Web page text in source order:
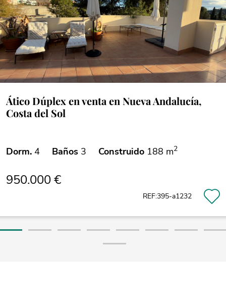
Ático Dúplex en venta en Nueva Andalucía,
Costa del Sol
Dorm. 4 Baños 3 Construido 188 m2
950.000 €
REF:395-a1232